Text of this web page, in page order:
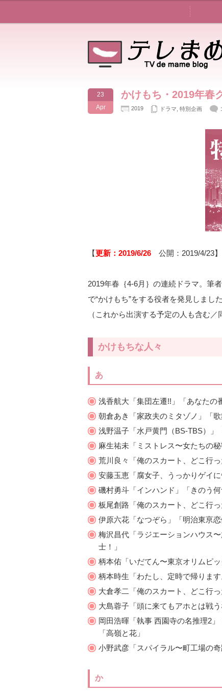
23
Apr
かけもち・2019年春
2019 ドラマ 特別企画
【更新：2019/6/26 公開：2019/4/23】
2019年春｛4-6月｝の連続ドラマ。筆
で“かけもち”をする役者を発見しま
（これから出演する予定の人も含む／
かけもちな人々
あ
浅香航大「集団左遷!!」「あなたの
朝倉あき「家政夫のミタゾノ」「歌
浅野温子「水戸黄門（BS-TBS）」
麻生祐未「ミストレス〜女たちの
荒川良々「俺のスカート、どこ行
安藤玉恵「腐女子、うっかりゲイ
磯村勇斗「インハンド」「きのう何
板尾創路「俺のスカート、どこ行
伊原六花「なつぞら」「明治東亰恋
梅沢昌代「ラジエーションハウス
士！」
柄本佑「いだてん〜東京オリムピッ
柄本時生「わたし、定時で帰りま
大倉孝二「俺のスカート、どこ行
大島蓉子「頭に来てもアホとは戦
岡田浩暉「執事 西園寺の名推理2
「高嶺と花」
小野武彦「スパイラル〜町工場の
か